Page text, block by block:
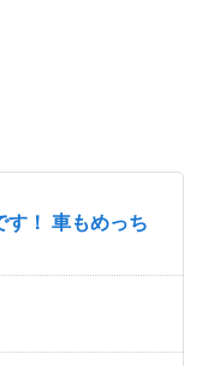
す！ 車もめっち